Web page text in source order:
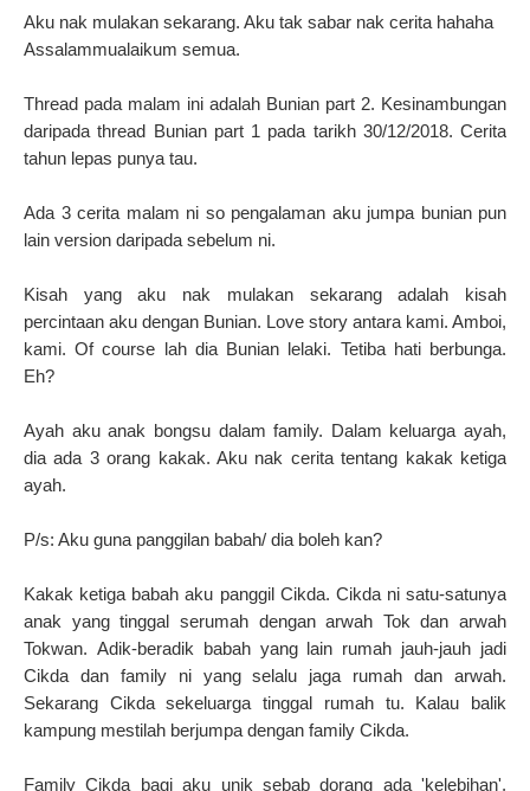
Aku nak mulakan sekarang. Aku tak sabar nak cerita hahaha
Assalammualaikum semua.
Thread pada malam ini adalah Bunian part 2. Kesinambungan
daripada thread Bunian part 1 pada tarikh 30/12/2018. Cerita
tahun lepas punya tau.
Ada 3 cerita malam ni so pengalaman aku jumpa bunian pun
lain version daripada sebelum ni.
Kisah yang aku nak mulakan sekarang adalah kisah
percintaan aku dengan Bunian. Love story antara kami. Amboi,
kami. Of course lah dia Bunian lelaki. Tetiba hati berbunga.
Eh?
Ayah aku anak bongsu dalam family. Dalam keluarga ayah,
dia ada 3 orang kakak. Aku nak cerita tentang kakak ketiga
ayah.
P/s: Aku guna panggilan babah/ dia boleh kan?
Kakak ketiga babah aku panggil Cikda. Cikda ni satu-satunya
anak yang tinggal serumah dengan arwah Tok dan arwah
Tokwan. Adik-beradik babah yang lain rumah jauh-jauh jadi
Cikda dan family ni yang selalu jaga rumah dan arwah.
Sekarang Cikda sekeluarga tinggal rumah tu. Kalau balik
kampung mestilah berjumpa dengan family Cikda.
Family Cikda bagi aku unik sebab dorang ada 'kelebihan'.